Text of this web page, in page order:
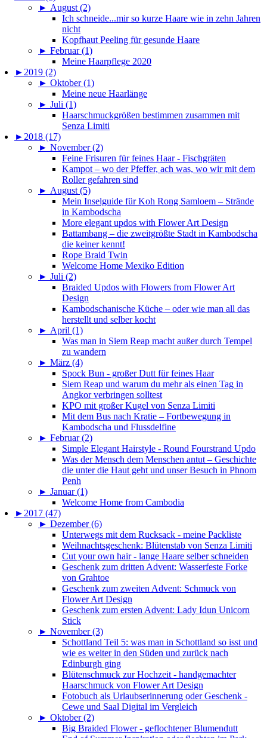
► August (2)
Ich schneide...mir so kurze Haare wie in zehn Jahren
nicht
Kopfhaut Peeling für gesunde Haare
► Februar (1)
Meine Haarpflege 2020
► 2019 (2)
► Oktober (1)
Meine neue Haarlänge
► Juli (1)
Haarschmuckgrößen bestimmen zusammen mit
Senza Limiti
► 2018 (17)
► November (2)
Feine Frisuren für feines Haar - Fischgräten
Kampot – wo der Pfeffer, ach was, wo wir mit dem
Roller gefahren sind
► August (5)
Mein Inselguide für Koh Rong Samloem – Strände
in Kambodscha
More elegant updos with Flower Art Design
Battambang – die zweitgrößte Stadt in Kambodscha
die keiner kennt!
Rope Braid Twin
Welcome Home Mexiko Edition
► Juli (2)
Braided Updos with Flowers from Flower Art
Design
Kambodschanische Küche – oder wie man all das
herstellt und selber kocht
► April (1)
Was man in Siem Reap macht außer durch Tempel
zu wandern
► März (4)
Spock Bun - großer Dutt für feines Haar
Siem Reap und warum du mehr als einen Tag in
Angkor verbringen solltest
KPO mit großer Kugel von Senza Limiti
Mit dem Bus nach Kratie – Fortbewegung in
Kambodscha und Flussdelfine
► Februar (2)
Simple Elegant Hairstyle - Round Fourstrand Updo
Was der Mensch dem Menschen antut – Geschichte
die unter die Haut geht und unser Besuch in Phnom
Penh
► Januar (1)
Welcome Home from Cambodia
► 2017 (47)
► Dezember (6)
Unterwegs mit dem Rucksack - meine Packliste
Weihnachtsgeschenk: Blütenstab von Senza Limiti
Cut your own hair - lange Haare selber schneiden
Geschenk zum dritten Advent: Wasserfeste Forke
von Grahtoe
Geschenk zum zweiten Advent: Schmuck von
Flower Art Design
Geschenk zum ersten Advent: Lady Idun Unicorn
Stick
► November (3)
Schottland Teil 5: was man in Schottland so isst und
wie es weiter in den Süden und zurück nach
Edinburgh ging
Blütenschmuck zur Hochzeit - handgemachter
Haarschmuck von Flower Art Design
Fotobuch als Urlaubserinnerung oder Geschenk -
Cewe und Saal Digital im Vergleich
► Oktober (2)
Big Braided Flower - geflochtener Blumendutt